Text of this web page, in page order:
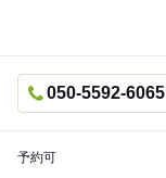
050-5592-6065
予約可